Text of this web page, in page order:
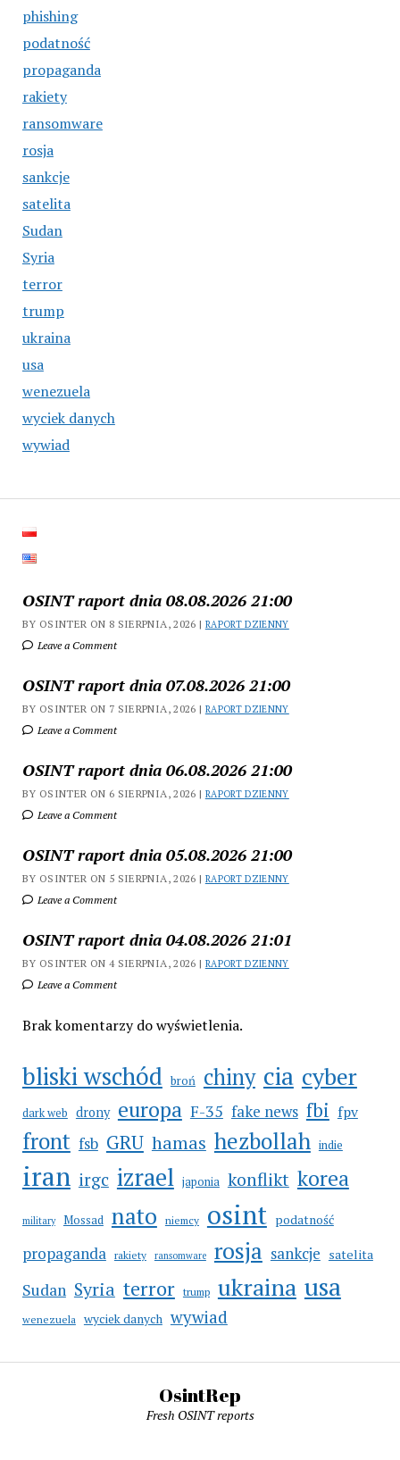
phishing
podatność
propaganda
rakiety
ransomware
rosja
sankcje
satelita
Sudan
Syria
terror
trump
ukraina
usa
wenezuela
wyciek danych
wywiad
OSINT raport dnia 08.08.2026 21:00
BY OSINTER ON 8 SIERPNIA, 2026 | RAPORT DZIENNY
Leave a Comment
OSINT raport dnia 07.08.2026 21:00
BY OSINTER ON 7 SIERPNIA, 2026 | RAPORT DZIENNY
Leave a Comment
OSINT raport dnia 06.08.2026 21:00
BY OSINTER ON 6 SIERPNIA, 2026 | RAPORT DZIENNY
Leave a Comment
OSINT raport dnia 05.08.2026 21:00
BY OSINTER ON 5 SIERPNIA, 2026 | RAPORT DZIENNY
Leave a Comment
OSINT raport dnia 04.08.2026 21:01
BY OSINTER ON 4 SIERPNIA, 2026 | RAPORT DZIENNY
Leave a Comment
Brak komentarzy do wyświetlenia.
bliski wschód broń chiny cia cyber
dark web drony europa F-35 fake news fbi fpv
front fsb GRU hamas hezbollah indie
iran irgc izrael japonia konflikt korea
military Mossad nato niemcy osint podatność
propaganda rakiety ransomware rosja sankcje satelita
Sudan Syria terror trump ukraina usa
wenezuela wyciek danych wywiad
OsintRep
Fresh OSINT reports